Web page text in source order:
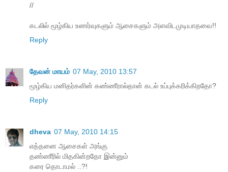
//
கடலில் மூழ்கிய உணர்வுகளும் ஆசைகளும் அளவிடமுடியாதவை!!
Reply
தேவன் மாயம் 07 May, 2010 13:57
மூழ்கிய மனிதர்களின் கண்ணீரால்தான் கடல் உப்புக்கரிக்கிறதோ?
Reply
dheva 07 May, 2010 14:15
எத்தனை ஆசைகள் அங்கு
தண்ணீரில் மிதகின்றதோ இன்னும்
கரை தொடாமல் ..?!